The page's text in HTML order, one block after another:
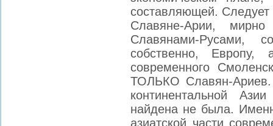
составляющей. Следует
Славяне-Арии,
Славянами-Русами,
собственно, Европу,
современного
ТОЛЬКО Славян-
континентальной
найдена не была.
азиатской части